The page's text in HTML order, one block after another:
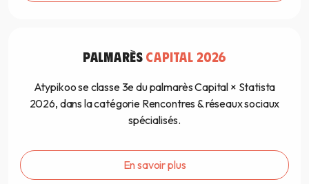
PALMARÈS CAPITAL 2026
Atypikoo se classe 3e du palmarès Capital × Statista
2026, dans la catégorie Rencontres & réseaux sociaux
spécialisés.
En savoir plus